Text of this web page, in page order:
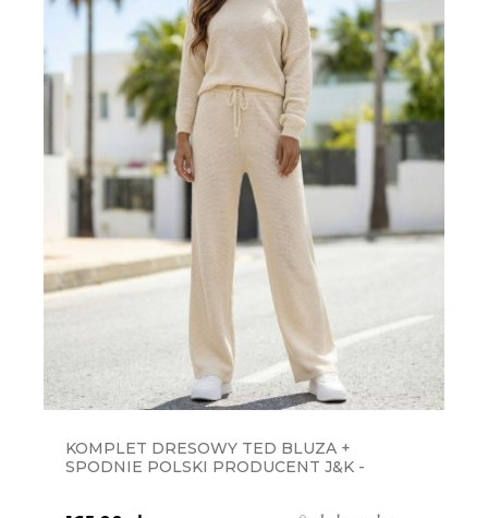
KOMPLET DRESOWY TED BLUZA +
SPODNIE POLSKI PRODUCENT J&K -